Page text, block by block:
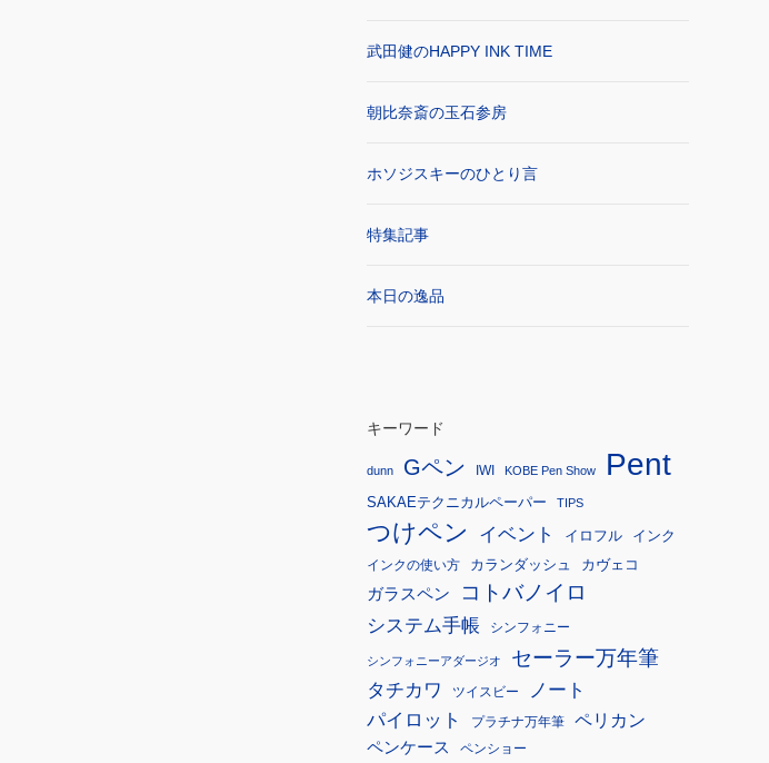
武田健のHAPPY INK TIME
朝比奈斎の玉石参房
ホソジスキーのひとり言
特集記事
本日の逸品
キーワード
dunn Gペン IWI KOBE Pen Show Pent
SAKAEテクニカルペーパー TIPS
つけペン イベント イロフル インク
インクの使い方 カランダッシュ カヴェコ
ガラスペン コトバノイロ
システム手帳 シンフォニー
シンフォニーアダージオ セーラー万年筆
タチカワ ツイスビー
ノート
パイロット
プラチナ万年筆 ペリカン
ペンケース ペンショー